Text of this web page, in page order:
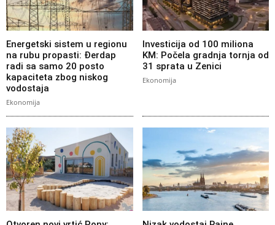
Energetski sistem u regionu
na rubu propasti: Đerdap
radi sa samo 20 posto
kapaciteta zbog niskog
vodostaja
Ekonomija
Investicija od 100 miliona
KM: Počela gradnja tornja od
31 sprata u Zenici
Ekonomija